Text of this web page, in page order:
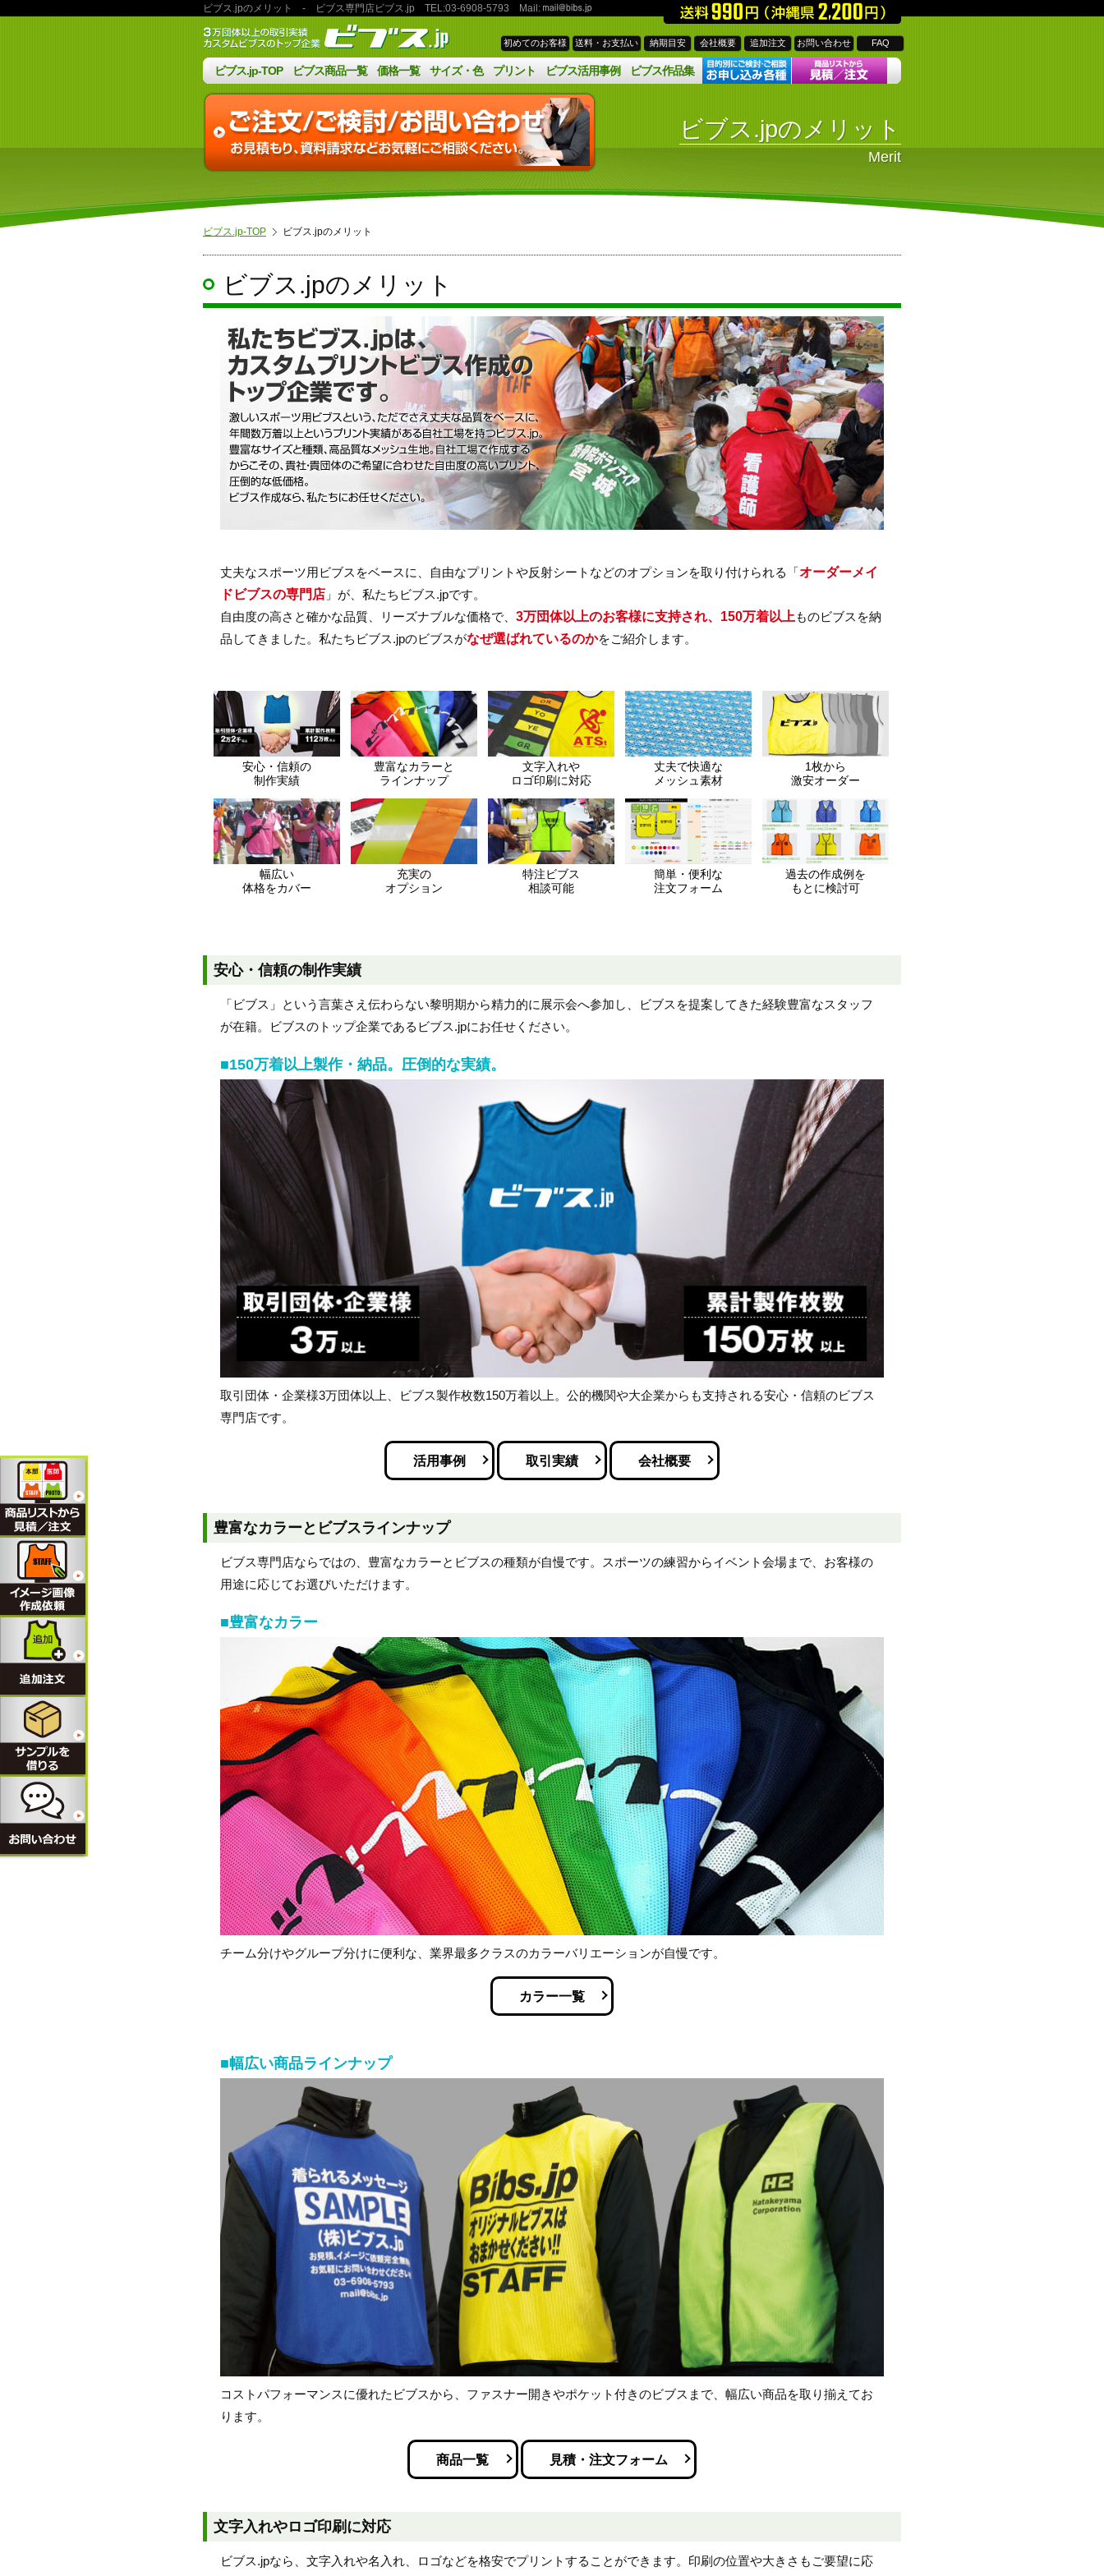
ビブス.jpのメリット - ビブス専門店ビブス.jp TEL:03‐6908‐5793 Mail:
ビブス.jp-TOP ビブス商品一覧 価格一覧 サイズ・色 プリント ビブス活用事例 ビブス作品集
初めてのお客様 送料・お支払い 納期目安 会社概要 追加注文 お問い合わせ FAQ
ビブス.jpのメリット
Merit
ビブス.jp-TOP ビブス.jpのメリット
ビブス.jpのメリット
丈夫なスポーツ用ビブスをベースに、自由なプリントや反射シートなどのオプションを取り付けられる「オーダーメイ
ドビブスの専門店 」が、私たちビブス.jpです。
自由度の高さと確かな品質、リーズナブルな価格で、3万団体以上のお客様に支持され、150万着以上ものビブスを納
品してきました。私たちビブス.jpのビブスがなぜ選ばれているのかをご紹介します。
安心・信頼の
制作実績
豊富なカラーと
ラインナップ
文字入れや
ロゴ印刷に対応
丈夫で快適な
メッシュ素材
1枚から
激安オーダー
幅広い
体格をカバー
充実の
オプション
特注ビブス
相談可能
簡単・便利な
注文フォーム
過去の作成例を
もとに検討可
安心・信頼の制作実績
「ビブス」という言葉さえ伝わらない黎明期から精力的に展示会へ参加し、ビブスを提案してきた経験豊富なスタッフ
が在籍。ビブスのトップ企業であるビブス.jpにお任せください。
■150万着以上製作・納品。圧倒的な実績。
取引団体・企業様3万団体以上、ビブス製作枚数150万着以上。公的機関や大企業からも支持される安心・信頼のビブス
専門店です。
活用事例 取引実績 会社概要
豊富なカラーとビブスラインナップ
ビブス専門店ならではの、豊富なカラーとビブスの種類が自慢です。スポーツの練習からイベント会場まで、お客様の
用途に応じてお選びいただけます。
■豊富なカラー
チーム分けやグループ分けに便利な、業界最多クラスのカラーバリエーションが自慢です。
カラー一覧
■幅広い商品ラインナップ
コストパフォーマンスに優れたビブスから、ファスナー開きやポケット付きのビブスまで、幅広い商品を取り揃えてお
ります。
商品一覧 見積・注文フォーム
文字入れやロゴ印刷に対応
ビブス.jpなら、文字入れや名入れ、ロゴなどを格安でプリントすることができます。印刷の位置や大きさもご要望に応